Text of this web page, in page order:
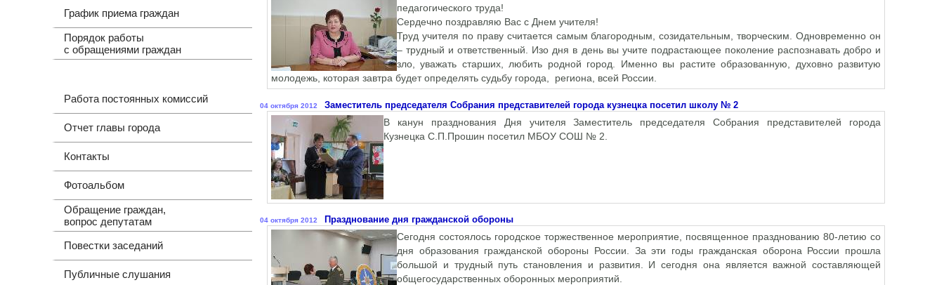
График приема граждан
Порядок работы
с обращениями граждан
Работа постоянных комиссий
Отчет главы города
Контакты
Фотоальбом
Обращение граждан,
вопрос депутатам
Повестки заседаний
Публичные слушания
педагогического труда!
Сердечно поздравляю Вас с Днем учителя!
Труд учителя по праву считается самым благородным, созидательным, творческим. Одновременно он
– трудный и ответственный. Изо дня в день вы учите подрастающее поколение распознавать добро и
зло, уважать старших, любить родной город. Именно вы растите образованную, духовно развитую
молодежь, которая завтра будет определять судьбу города, региона, всей России.
04 октября 2012 Заместитель председателя Собрания представителей города кузнецка посетил школу № 2
В канун празднования Дня учителя Заместитель председателя Собрания представителей города
Кузнецка С.П.Прошин посетил МБОУ СОШ № 2.
04 октября 2012 Празднование дня гражданской обороны
Сегодня состоялось городское торжественное мероприятие, посвященное празднованию 80-летию со
дня образования гражданской обороны России. За эти годы гражданская оборона России прошла
большой и трудный путь становления и развития. И сегодня она является важной составляющей
общегосударственных оборонных мероприятий.